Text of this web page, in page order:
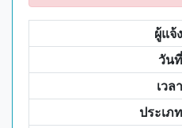
ผู้แจ้ง
วันที่
เวลา
ประเภท